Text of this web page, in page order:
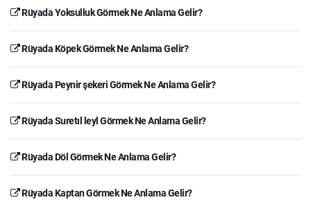
Rüyada Yoksulluk Görmek Ne Anlama Gelir?
Rüyada Köpek Görmek Ne Anlama Gelir?
Rüyada Peynir şekeri Görmek Ne Anlama Gelir?
Rüyada Suretıl leyl Görmek Ne Anlama Gelir?
Rüyada Döl Görmek Ne Anlama Gelir?
Rüyada Kaptan Görmek Ne Anlama Gelir?